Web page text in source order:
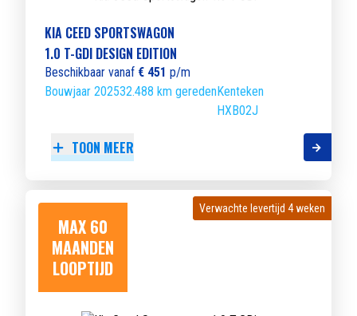
KIA CEED SPORTSWAGON
1.0 T-GDI DESIGN EDITION
Beschikbaar vanaf € 451 p/m
Bouwjaar 202532.488 km geredenKenteken
HXB02J
TOON MEER
MAX 60
MAANDEN
LOOPTIJD
Verwachte levertijd 4 weken
Verwachte levertijd 4 weken